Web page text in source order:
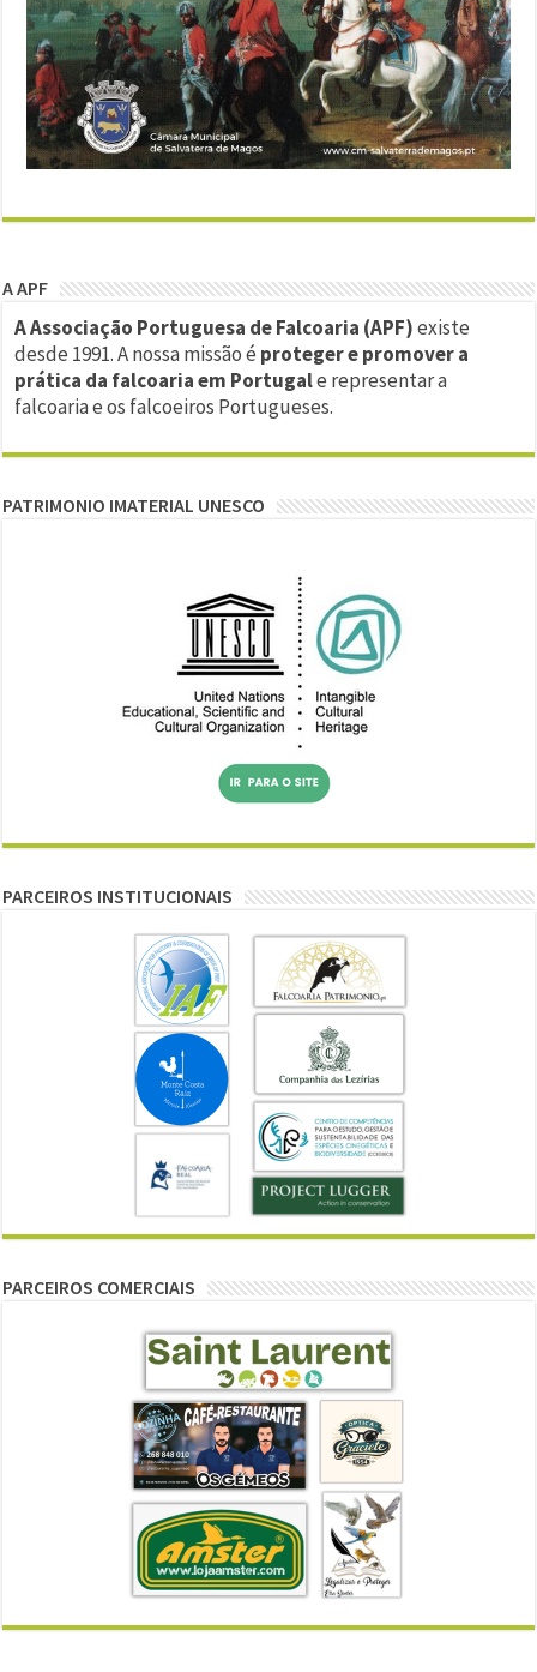
A APF
A Associação Portuguesa de Falcoaria (APF)existe
desde 1991. A nossa missão é proteger e promover a
prática da falcoaria em Portugale representar a
falcoaria e os falcoeiros Portugueses.
PATRIMONIO IMATERIAL UNESCO
PARCEIROS INSTITUCIONAIS
PARCEIROS COMERCIAIS